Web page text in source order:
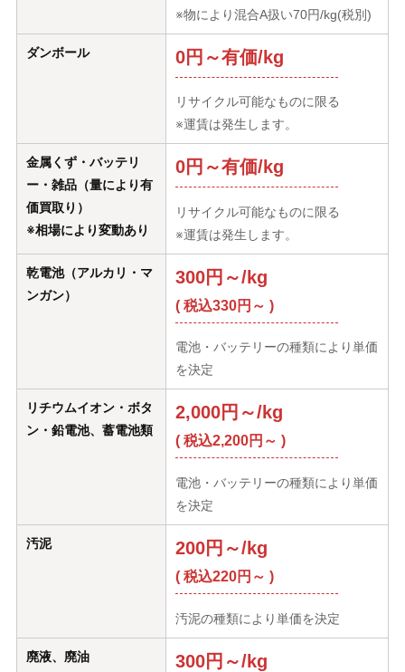
※物により混合A扱い70円/kg(税別)
ダンボール 0円～有価/kg
リサイクル可能なものに限る
※運賃は発生します。
金属くず・バッテリ
ー・雑品（量により有
価買取り）
※相場により変動あり
0円～有価/kg
リサイクル可能なものに限る
※運賃は発生します。
乾電池（アルカリ・マ
ンガン）
300円～/kg
( 税込330円～ )
電池・バッテリーの種類により単価
を決定
リチウムイオン・ボタ
ン・鉛電池、蓄電池類
2,000円～/kg
( 税込2,200円～ )
電池・バッテリーの種類により単価
を決定
汚泥 200円～/kg
( 税込220円～ )
汚泥の種類により単価を決定
廃液、廃油 300円～/kg